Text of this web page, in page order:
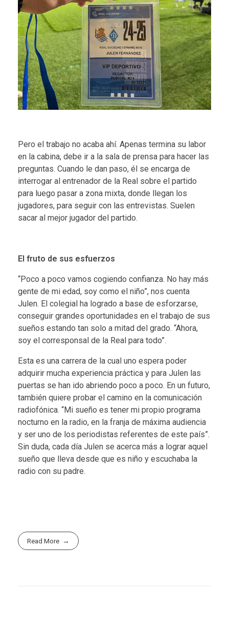
Pero el trabajo no acaba ahí. Apenas termina su labor
en la cabina, debe ir a la sala de prensa para hacer las
preguntas. Cuando le dan paso, él se encarga de
interrogar al entrenador de la Real sobre el partido
para luego pasar a zona mixta, donde llegan los
jugadores, para seguir con las entrevistas. Suelen
sacar al mejor jugador del partido.
El fruto de sus esfuerzos
“Poco a poco vamos cogiendo confianza. No hay más
gente de mi edad, soy como el niño”, nos cuenta
Julen. El colegial ha logrado a base de esforzarse,
conseguir grandes oportunidades en el trabajo de sus
sueños estando tan solo a mitad del grado. “Ahora,
soy el corresponsal de la Real para todo”.
Esta es una carrera de la cual uno espera poder
adquirir mucha experiencia práctica y para Julen las
puertas se han ido abriendo poco a poco. En un futuro,
también quiere probar el camino en la comunicación
radiofónica. “Mi sueño es tener mi propio programa
nocturno en la radio, en la franja de máxima audiencia
y ser uno de los periodistas referentes de este país”.
Sin duda, cada día Julen se acerca más a lograr aquel
sueño que lleva desde que es niño y escuchaba la
radio con su padre.
Read More